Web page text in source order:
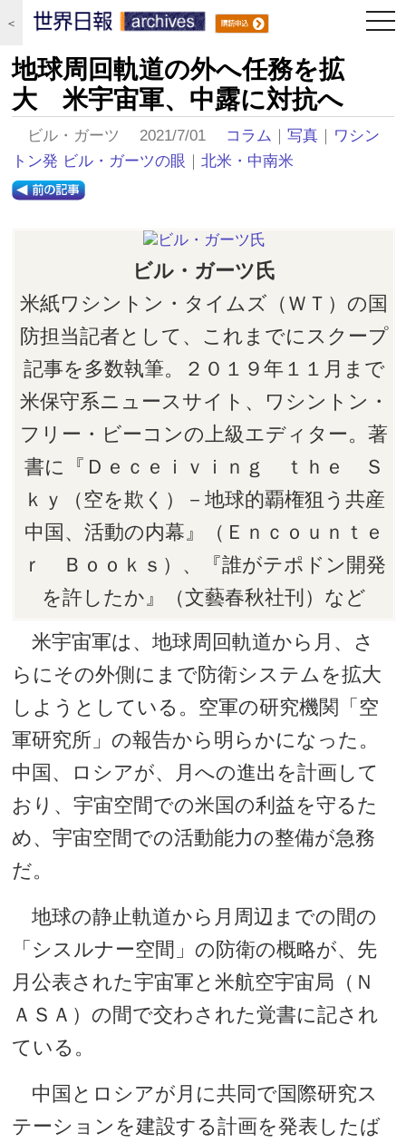
＜
地球周回軌道の外へ任務を拡
大 米宇宙軍、中露に対抗へ
ビル・ガーツ 2021/7/01 コラム ｜写真 ｜ ワシン
トン発 ビル・ガーツの眼 ｜北米・中南米
ビル・ガーツ氏
米紙ワシントン・タイムズ（ＷＴ）の国
防担当記者として、これまでにスクープ
記事を多数執筆。２０１９年１１月まで
米保守系ニュースサイト、ワシントン・
フリー・ビーコンの上級エディター。著
書に『Ｄｅｃｅｉｖｉｎｇ ｔｈｅ Ｓ
ｋｙ（空を欺く）－地球的覇権狙う共産
中国、活動の内幕』（Ｅｎｃｏｕｎｔｅ
ｒ Ｂｏｏｋｓ）、『誰がテポドン開発
を許したか』（文藝春秋社刊）など
米宇宙軍は、地球周回軌道から月、さ
らにその外側にまで防衛システムを拡大
しようとしている。空軍の研究機関「空
軍研究所」の報告から明らかになった。
中国、ロシアが、月への進出を計画して
おり、宇宙空間での米国の利益を守るた
め、宇宙空間での活動能力の整備が急務
だ。
地球の静止軌道から月周辺までの間の
「シスルナー空間」の防衛の概略が、先
月公表された宇宙軍と米航空宇宙局（Ｎ
ＡＳＡ）の間で交わされた覚書に記され
ている。
中国とロシアが月に共同で国際研究ス
テーションを建設する計画を発表したば